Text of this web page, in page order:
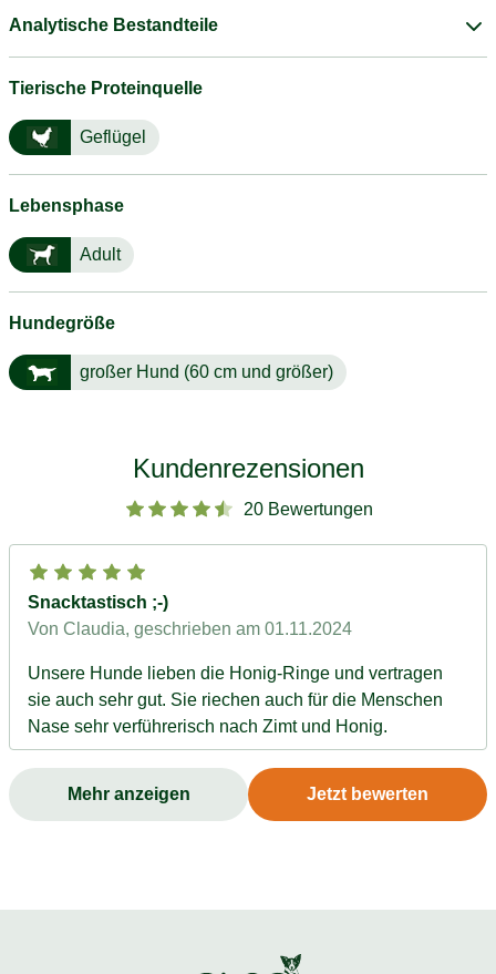
Analytische Bestandteile
Tierische Proteinquelle
Geflügel
Lebensphase
Adult
Hundegröße
großer Hund (60 cm und größer)
Kundenrezensionen
20 Bewertungen
Snacktastisch ;-)
Von Claudia, geschrieben am 01.11.2024
Unsere Hunde lieben die Honig-Ringe und vertragen
sie auch sehr gut. Sie riechen auch für die Menschen
Nase sehr verführerisch nach Zimt und Honig.
Mehr anzeigen Jetzt bewerten